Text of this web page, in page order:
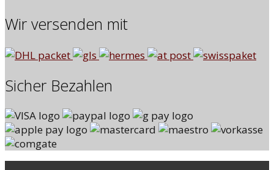
Wir versenden mit
Sicher Bezahlen